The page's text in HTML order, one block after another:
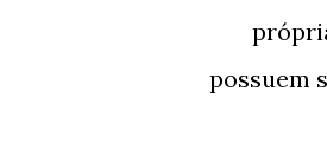
possuem